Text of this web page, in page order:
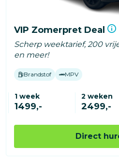
VIP Zomerpret Deal
Scherp weektarief, 200
en meer!
Brandstof MPV
1 week
1499,-
2 weken
2499,-
Direct